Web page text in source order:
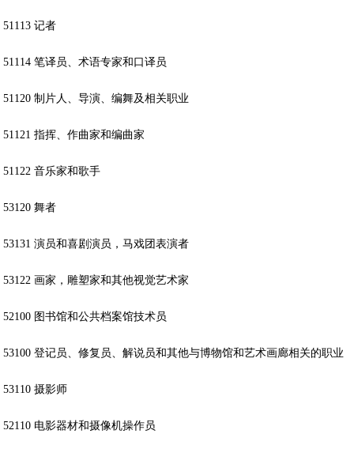
51113 记者
51114 笔译员、术语专家和口译员
51120 制片人、导演、编舞及相关职业
51121 指挥、作曲家和编曲家
51122 音乐家和歌手
53120 舞者
53131 演员和喜剧演员，马戏团表演者
53122 画家，雕塑家和其他视觉艺术家
52100 图书馆和公共档案馆技术员
53100 登记员、修复员、解说员和其他与博物馆和艺术画廊相关的职业
53110 摄影师
52110 电影器材和摄像机操作员